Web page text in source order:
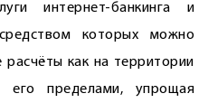
интернет-банкинга и
которых можно
расчёты как на территории
его пределами, упрощая